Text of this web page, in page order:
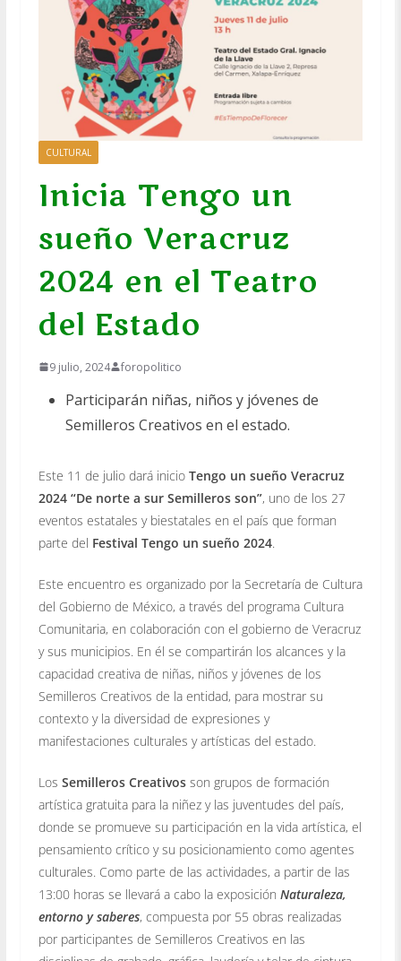
CULTURAL
Inicia Tengo un
sueño Veracruz
2024 en el Teatro
del Estado
9 julio, 2024 foropolitico
Participarán niñas, niños y jóvenes de
Semilleros Creativos en el estado.
Este 11 de julio dará inicio Tengo un sueño Veracruz
2024 “De norte a sur Semilleros son”, uno de los 27
eventos estatales y biestatales en el país que forman
parte del Festival Tengo un sueño 2024.
Este encuentro es organizado por la Secretaría de Cultura
del Gobierno de México, a través del programa Cultura
Comunitaria, en colaboración con el gobierno de Veracruz
y sus municipios. En él se compartirán los alcances y la
capacidad creativa de niñas, niños y jóvenes de los
Semilleros Creativos de la entidad, para mostrar su
contexto y la diversidad de expresiones y
manifestaciones culturales y artísticas del estado.
Los Semilleros Creativosson grupos de formación
artística gratuita para la niñez y las juventudes del país,
donde se promueve su participación en la vida artística, el
pensamiento crítico y su posicionamiento como agentes
culturales. Como parte de las actividades, a partir de las
13:00 horas se llevará a cabo la exposición Naturaleza,
entorno y saberes, compuesta por 55 obras realizadas
por participantes de Semilleros Creativos en las